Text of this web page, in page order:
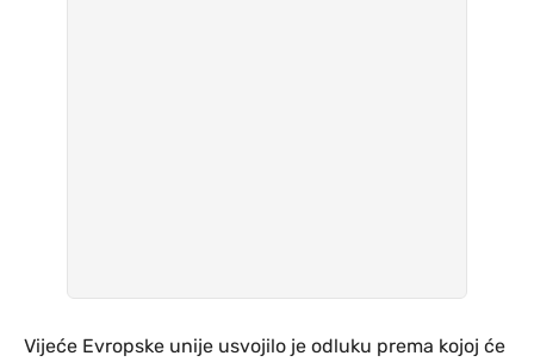
Vijeće Evropske unije usvojilo je odluku prema kojoj će